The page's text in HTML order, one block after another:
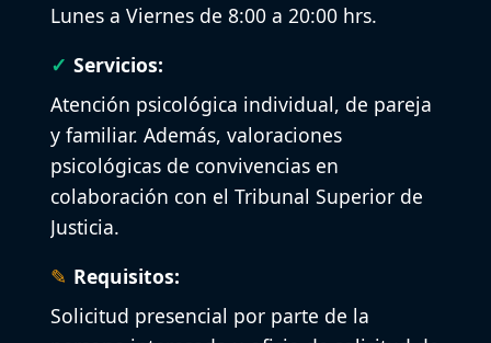
Lunes a Viernes de 8:00 a 20:00 hrs.
Servicios:
Atención psicológica individual, de pareja
y familiar. Además, valoraciones
psicológicas de convivencias en
colaboración con el Tribunal Superior de
Justicia.
Requisitos:
Solicitud presencial por parte de la